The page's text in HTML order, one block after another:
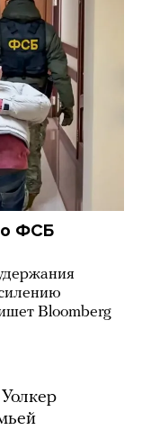
ФСБ
Bloomberg